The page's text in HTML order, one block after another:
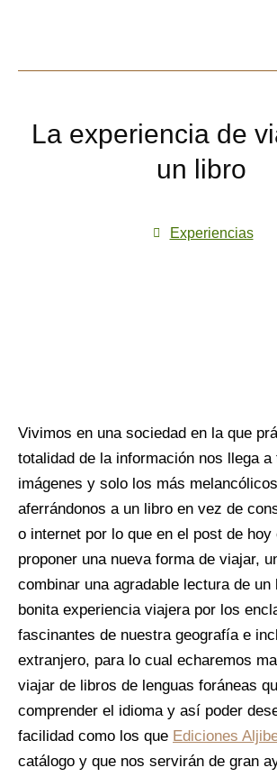
La experiencia de
un libro
Experiencias
Vivimos en una sociedad en la que
totalidad de la información nos llega a
imágenes y solo los más
aferrándonos a un libro en vez de
o internet por lo que en el post de hoy
proponer una nueva forma de viajar,
combinar una agradable lectura de un
bonita experiencia viajera por los
fascinantes de nuestra geografía e
extranjero, para lo cual echaremos
viajar de libros de lenguas foráneas
comprender el idioma y así poder
facilidad como los que Ediciones
catálogo y que nos servirán de gran